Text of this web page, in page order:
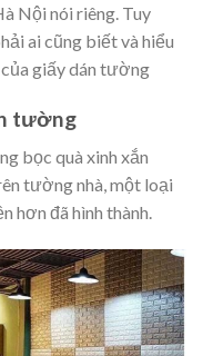
Nội nói riêng. Tuy
ai cũng biết và hiểu
giấy dán tường
tường
bọc quà xinh xắn
tường nhà, một loại
hơn đã hình thành.